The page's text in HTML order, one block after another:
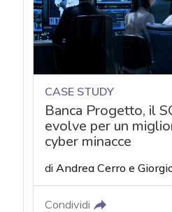
CASE STUDY
Banca Progetto, il
evolve per un
cyber minacce
di Andrea Cerro e
Condividi